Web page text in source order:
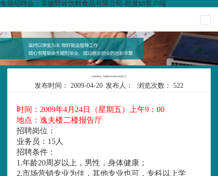
专场招聘会：安徽野岭饮料食品有限公司-凯发k8客户端
专场招聘会：安徽野岭饮料食品有限公司
发布时间： 2009-04-20 发布人： 浏览次数： 522
时间： 2009年4月24日（星期五）上午9：00
地点：逸夫楼二楼报告厅
招聘岗位 ：
业务员： 15人
招聘条件 ：
1.年龄20周岁以上，男性，身体健康；
2.市场营销专业为佳，其他专业也可，专科以上学